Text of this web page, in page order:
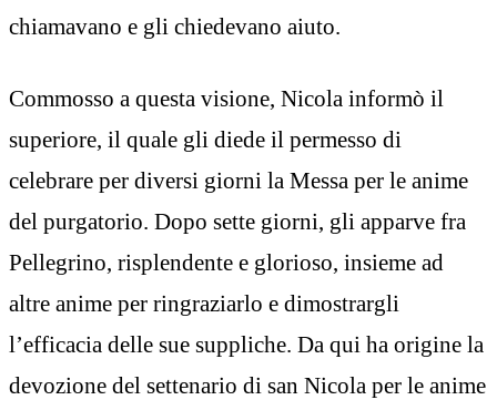
chiamavano e gli chiedevano aiuto.
Commosso a questa visione, Nicola informò il
superiore, il quale gli diede il permesso di
celebrare per diversi giorni la Messa per le anime
del purgatorio. Dopo sette giorni, gli apparve fra
Pellegrino, risplendente e glorioso, insieme ad
altre anime per ringraziarlo e dimostrargli
l’efficacia delle sue suppliche. Da qui ha origine la
devozione del settenario di san Nicola per le anime